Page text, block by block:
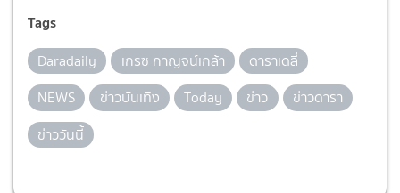
Tags
Daradaily เกรซ กาญจน์เกล้า
ดาราเดลี่
NEWS
ข่าวบันเทิง Today ข่าว
ข่าวดารา
ข่าววันนี้